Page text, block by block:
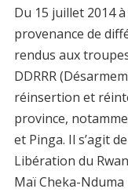
Du 15 juillet 2014
provenance de
rendus aux
DDRRR
réinsertion et
province,
et Pinga. Il s’agit
Libération du
Maï Cheka-Nduma